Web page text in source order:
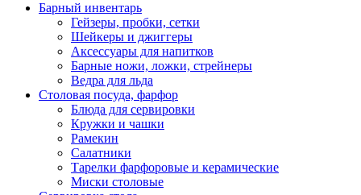
Барный инвентарь
Гейзеры, пробки, сетки
Шейкеры и джиггеры
Аксессуары для напитков
Барные ножи, ложки, стрейнеры
Ведра для льда
Столовая посуда, фарфор
Блюда для сервировки
Кружки и чашки
Рамекин
Салатники
Тарелки фарфоровые и керамические
Миски столовые